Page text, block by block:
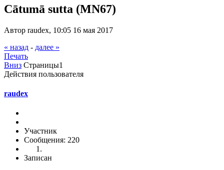
Cātumā sutta (MN67)
Автор raudex, 10:05 16 мая 2017
« назад - далее »
Печать
Вниз Страницы1
Действия пользователя
raudex
Участник
Сообщения: 220
Записан